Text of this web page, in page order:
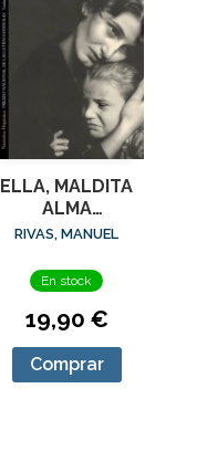
ELLA, MALDITA
ALMA
(ED.AMPLIADA)
RIVAS, MANUEL
En stock
19,90 €
Comprar